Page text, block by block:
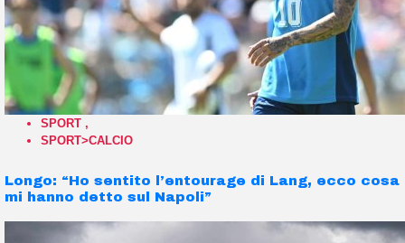
SPORT ,
SPORT>CALCIO
Longo: “Ho sentito l’entourage di Lang, ecco cosa
mi hanno detto sul Napoli”